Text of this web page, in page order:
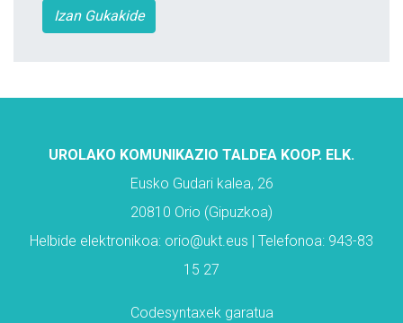
Izan Gukakide
UROLAKO KOMUNIKAZIO TALDEA KOOP. ELK.
Eusko Gudari kalea, 26
20810 Orio (Gipuzkoa)
Helbide elektronikoa: orio@ukt.eus | Telefonoa: 943-83
15 27
Codesyntaxek garatua